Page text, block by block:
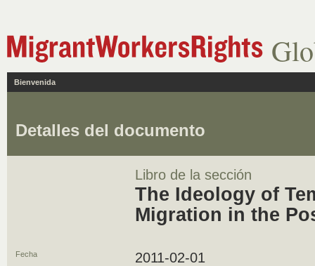
Bienvenida
Detalles del documento
Libro de la sección
The Ideology of
Migration in the
Fecha 2011-02-01